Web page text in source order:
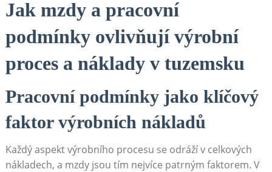
Jak mzdy a pracovní
podmínky ovlivňují výrobní
proces a náklady v ⁣tuzemsku
Pracovní podmínky jako klíčový
faktor výrobních ⁣nákladů
Každý aspekt výrobního procesu se odráží ​v celkových
nákladech, a mzdy jsou tím nejvíce⁤ patrným faktorem. V